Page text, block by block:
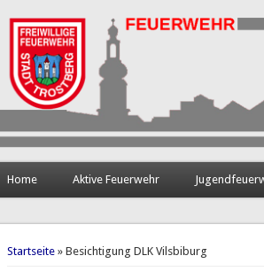
Home Aktive Feuerwehr
Sie sind hier
Startseite» Besichtigung DLK Vilsbiburg